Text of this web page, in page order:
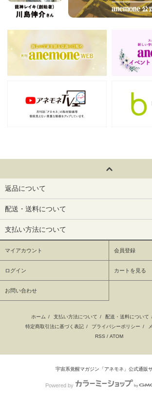
返品について
配送・送料について
支払い方法について
マイアカウント 会員登録
ログイン カートを見る
お問い合わせ
ホーム / 支払い方法について / 配送・送料について
特定商取引法に基づく表記 / プライバシーポリシー /
RSS / ATOM
宇宙系覚醒マガジン「アネモネ」公式通販
Powered by